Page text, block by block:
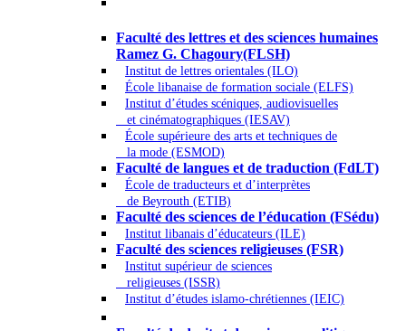
Faculté des lettres et des sciences humaines
Ramez G. Chagoury(FLSH)
Institut de lettres orientales (ILO)
École libanaise de formation sociale (ELFS)
Institut d’études scéniques, audiovisuelles
et cinématographiques (IESAV)
École supérieure des arts et techniques de
la mode (ESMOD)
Faculté de langues et de traduction (FdLT)
École de traducteurs et d’interprètes
de Beyrouth (ETIB)
Faculté des sciences de l’éducation (FSédu)
Institut libanais d’éducateurs (ILE)
Faculté des sciences religieuses (FSR)
Institut supérieur de sciences
religieuses (ISSR)
Institut d’études islamo-chrétiennes (IEIC)